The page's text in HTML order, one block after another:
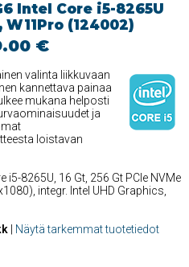
Intel Core i5-8265U
(124002)
€
valinta liikkuvaan
kannettava painaa
mukana helposti
ja
loistavan
i5-8265U, 16 Gt, 256 Gt PCIe NVMe
integr. Intel UHD Graphics,
Näytä tarkemmat tuotetiedot